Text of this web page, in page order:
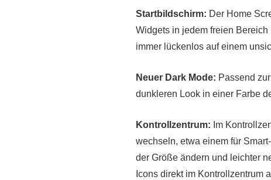
Startbildschirm: Der Home
Widgets in jedem freien
immer lückenlos auf einem
Neuer Dark Mode: Passend
dunkleren Look in einer Farbe
Kontrollzentrum: Im
wechseln, etwa einem für
der Größe ändern und leichter
Icons direkt im Kontrollzentrum